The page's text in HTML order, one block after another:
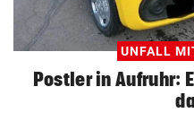
UNFALL
Postler in Aufruhr: